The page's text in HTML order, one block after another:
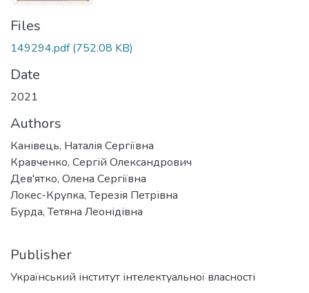
Files
149294.pdf(752.08 KB)
Date
2021
Authors
Канівець, Наталія Сергіївна
Кравченко, Сергій Олександрович
Дев'ятко, Олена Сергіївна
Локес-Крупка, Терезія Петрівна
Бурда, Тетяна Леонідівна
Publisher
Український інститут інтелектуальної власності